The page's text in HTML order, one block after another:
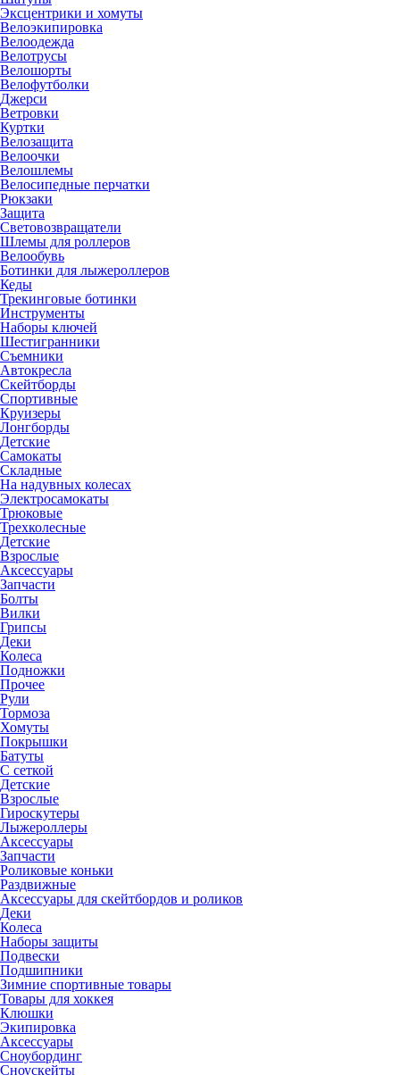
Эксцентрики и хомуты
Велоэкипировка
Велоодежда
Велотрусы
Велошорты
Велофутболки
Джерси
Ветровки
Куртки
Велозащита
Велоочки
Велошлемы
Велосипедные перчатки
Рюкзаки
Защита
Световозвращатели
Шлемы для роллеров
Велообувь
Ботинки для лыжероллеров
Кеды
Трекинговые ботинки
Инструменты
Наборы ключей
Шестигранники
Съемники
Автокресла
Скейтборды
Спортивные
Круизеры
Лонгборды
Детские
Самокаты
Складные
На надувных колесах
Электросамокаты
Трюковые
Трехколесные
Детские
Взрослые
Аксессуары
Запчасти
Болты
Вилки
Грипсы
Деки
Колеса
Подножки
Прочее
Рули
Тормоза
Хомуты
Покрышки
Батуты
С сеткой
Детские
Взрослые
Гироскутеры
Лыжероллеры
Аксессуары
Запчасти
Роликовые коньки
Раздвижные
Аксессуары для скейтбордов и роликов
Деки
Колеса
Наборы защиты
Подвески
Подшипники
Зимние спортивные товары
Товары для хоккея
Клюшки
Экипировка
Аксессуары
Сноубординг
Сноускейты